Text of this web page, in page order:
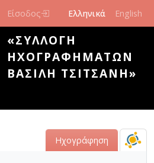
Είσοδος Ελληνικά English
«ΣΥΛΛΟΓΉ
ΗΧΟΓΡΑΦΗΜΆΤΩΝ
ΒΑΣΊΛΗ ΤΣΙΤΣΆΝΗ»
Ηχογράφηση